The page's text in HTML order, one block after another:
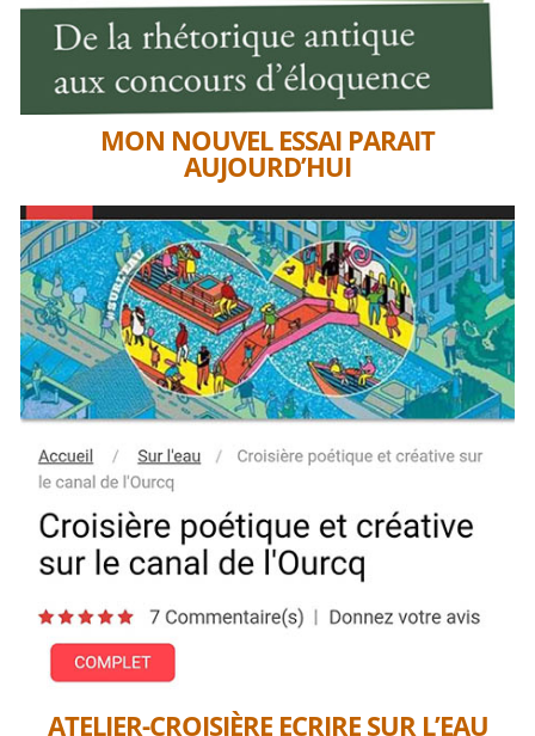
MON NOUVEL ESSAI PARAIT
AUJOURD’HUI
ATELIER-CROISIÈRE ECRIRE SUR L’EAU